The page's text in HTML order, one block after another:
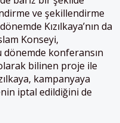
ve şekillendirme
Kızılkaya’nın da
Konseyi,
dönemde konferansın
bilinen proje ile
kampanyaya
iptal edildiğini de